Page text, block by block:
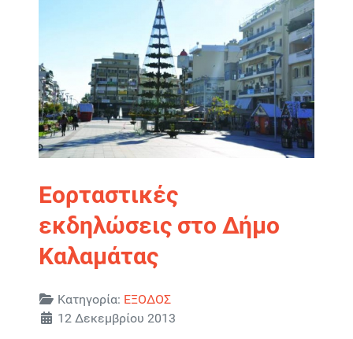
Εορταστικές
εκδηλώσεις στο Δήμο
Καλαμάτας
Λεπτομέρειες
Κατηγορία: ΕΞΟΔΟΣ
12 Δεκεμβρίου 2013